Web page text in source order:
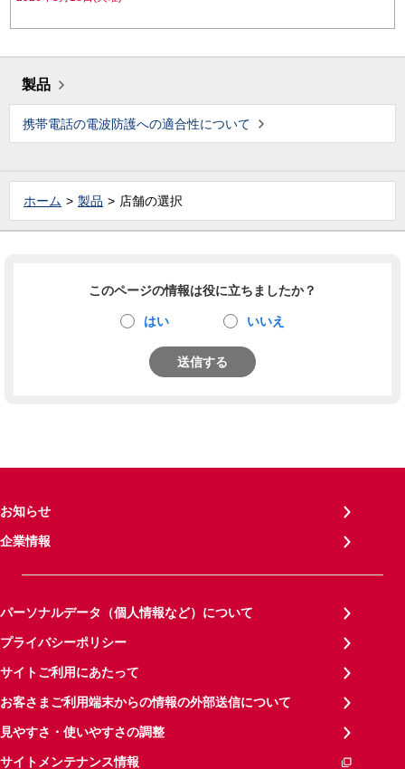
製品
携帯電話の電波防護への適合性について
ホーム 製品 店舗の選択
このページの情報は役に立ちましたか？
はい いいえ
送信する
お知らせ
企業情報
パーソナルデータ（個人情報など）について
プライバシーポリシー
サイトご利用にあたって
お客さまご利用端末からの情報の外部送信について
見やすさ・使いやすさの調整
サイトメンテナンス情報